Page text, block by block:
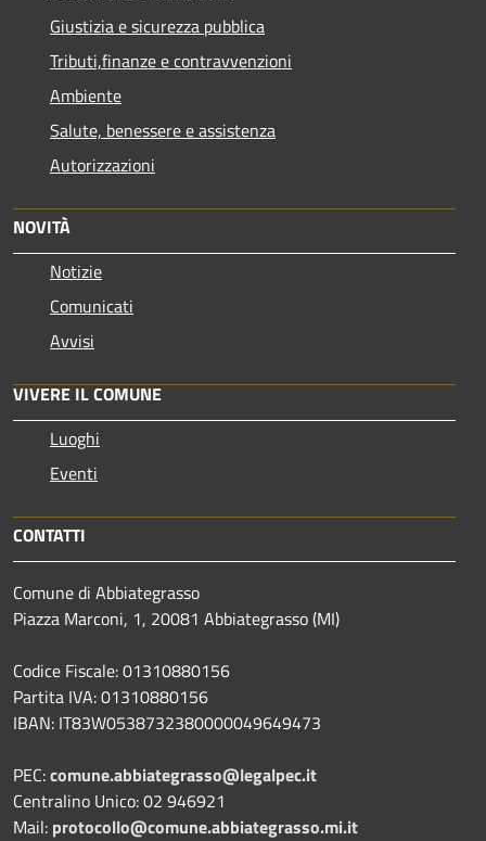
Giustizia e sicurezza pubblica
Tributi,finanze e contravvenzioni
Ambiente
Salute, benessere e assistenza
Autorizzazioni
NOVITÀ
Notizie
Comunicati
Avvisi
VIVERE IL COMUNE
Luoghi
Eventi
CONTATTI
Comune di Abbiategrasso
Piazza Marconi, 1, 20081 Abbiategrasso (MI)
Codice Fiscale: 01310880156
Partita IVA: 01310880156
IBAN: IT83W0538732380000049649473
PEC:comune.abbiategrasso@legalpec.it
Centralino Unico: 02 946921
Mail: protocollo@comune.abbiategrasso.mi.it